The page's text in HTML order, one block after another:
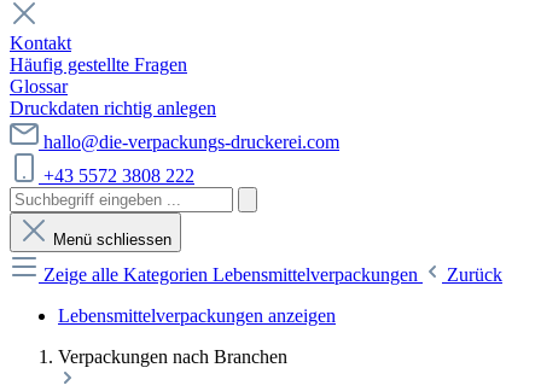
Kontakt
Häufig gestellte Fragen
Glossar
Druckdaten richtig anlegen
hallo@die-verpackungs-druckerei.com
+43 5572 3808 222
Menü schliessen
Zeige alle Kategorien Lebensmittelverpackungen
Zurück
Lebensmittelverpackungen anzeigen
Verpackungen nach Branchen